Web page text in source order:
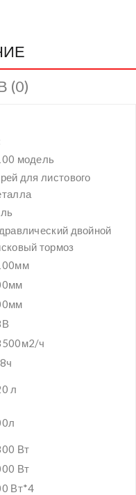
(0)
модель
для листового
двойной
тормоз
ч
л
Вт
Вт
Вт*4